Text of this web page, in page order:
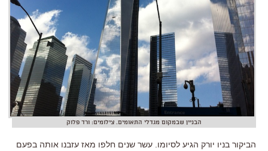
הבניין שבמקום מגדלי התאומים. צילומים: ורד פלוק
הביקור בניו יורק הגיע לסיומו. עשר שנים חלפו מאז עזבנו אותה בפעם